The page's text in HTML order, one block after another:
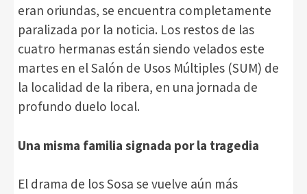
eran oriundas, se encuentra completamente
paralizada por la noticia. Los restos de las
cuatro hermanas están siendo velados este
martes en el Salón de Usos Múltiples (SUM) de
la localidad de la ribera, en una jornada de
profundo duelo local.
Una misma familia signada por la tragedia
El drama de los Sosa se vuelve aún más